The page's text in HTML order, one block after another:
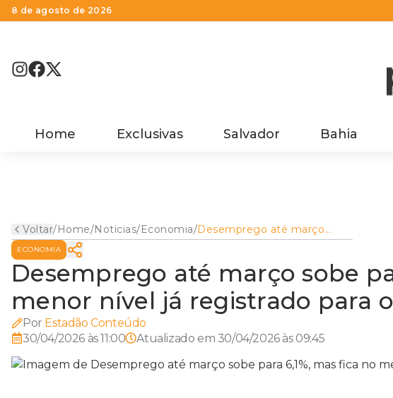
8 de agosto de 2026
Home Exclusivas Salvador Bahia
Voltar/Home/Noticias/Economia/Desemprego até março
sobe para 6,1%, mas fica no
o período
ECONOMIA
Desemprego até março sobe
menor nível já registrado para
Por Estadão Conteúdo
30/04/2026 às 11:00
Atualizado em 30/04/2026 às 09:45